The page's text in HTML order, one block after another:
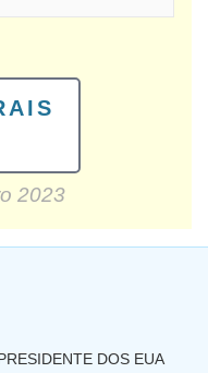
2023
DOS EUA